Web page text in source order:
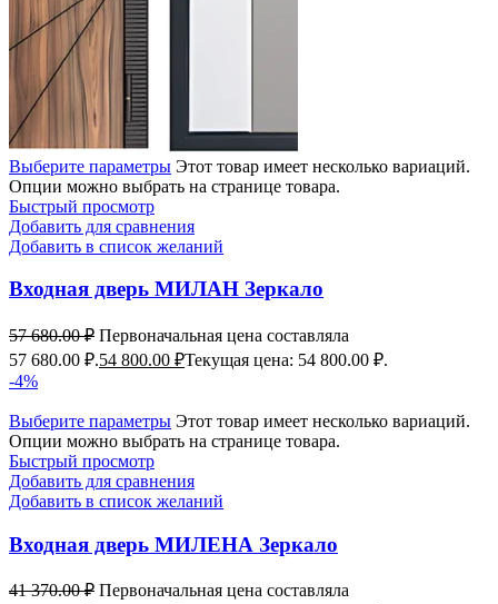
Выберите параметры Этот товар имеет несколько вариаций.
Опции можно выбрать на странице товара.
Быстрый просмотр
Добавить для сравнения
Добавить в список желаний
Входная дверь МИЛАН Зеркало
57 680.00₽ Первоначальная цена составляла
57 680.00 ₽.54 800.00 ₽Текущая цена: 54 800.00 ₽.
-4%
Выберите параметры Этот товар имеет несколько вариаций.
Опции можно выбрать на странице товара.
Быстрый просмотр
Добавить для сравнения
Добавить в список желаний
Входная дверь МИЛЕНА Зеркало
41 370.00₽ Первоначальная цена составляла